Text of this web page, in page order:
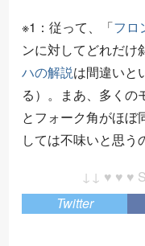
※1：従って、「フロ
ンに対してどれだけ
ハの解説は間違いと
る）。まあ、多くの
とフォーク角がほぼ
しては不味いと思う
↓↓ ♥ ♥ ♥
Twitter